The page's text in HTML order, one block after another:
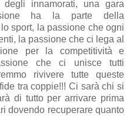
innamorati, una gara
ha la parte della
sport, la passione che ogni
la passione che ci lega al
per la competitività e
che ci unisce tutti
rivivere tutte queste
tra coppie!!! Ci sarà chi si
di tutto per arrivare prima
dovendo recuperare quanto